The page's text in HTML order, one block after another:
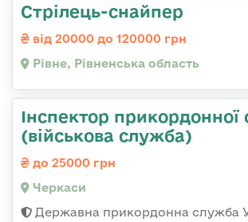
Стрілець-снайпер
від 20000 до 120000 грн
Рівне, Рівненська область
Інспектор
(військова служба)
до 25000 грн
Черкаси
Державна прикордонна служба